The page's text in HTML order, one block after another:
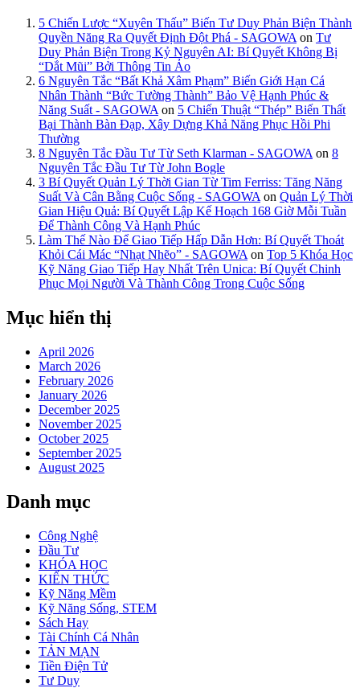
5 Chiến Lược “Xuyên Thấu” Biến Tư Duy Phản Biện Thành
Quyền Năng Ra Quyết Định Đột Phá - SAGOWA on Tư
Duy Phản Biện Trong Kỷ Nguyên AI: Bí Quyết Không Bị
“Dắt Mũi” Bởi Thông Tin Ảo
6 Nguyên Tắc “Bất Khả Xâm Phạm” Biến Giới Hạn Cá
Nhân Thành “Bức Tường Thành” Bảo Vệ Hạnh Phúc &
Năng Suất - SAGOWA on 5 Chiến Thuật “Thép” Biến Thất
Bại Thành Bàn Đạp, Xây Dựng Khả Năng Phục Hồi Phi
Thường
8 Nguyên Tắc Đầu Tư Từ Seth Klarman - SAGOWA on 8
Nguyên Tắc Đầu Tư Từ John Bogle
3 Bí Quyết Quản Lý Thời Gian Từ Tim Ferriss: Tăng Năng
Suất Và Cân Bằng Cuộc Sống - SAGOWA on Quản Lý Thời
Gian Hiệu Quả: Bí Quyết Lập Kế Hoạch 168 Giờ Mỗi Tuần
Để Thành Công Và Hạnh Phúc
Làm Thế Nào Để Giao Tiếp Hấp Dẫn Hơn: Bí Quyết Thoát
Khỏi Cái Mác “Nhạt Nhẽo” - SAGOWA on Top 5 Khóa Học
Kỹ Năng Giao Tiếp Hay Nhất Trên Unica: Bí Quyết Chinh
Phục Mọi Người Và Thành Công Trong Cuộc Sống
Mục hiển thị
April 2026
March 2026
February 2026
January 2026
December 2025
November 2025
October 2025
September 2025
August 2025
Danh mục
Công Nghệ
Đầu Tư
KHÓA HỌC
KIẾN THỨC
Kỹ Năng Mềm
Kỹ Năng Sống, STEM
Sách Hay
Tài Chính Cá Nhân
TẢN MẠN
Tiền Điện Tử
Tư Duy